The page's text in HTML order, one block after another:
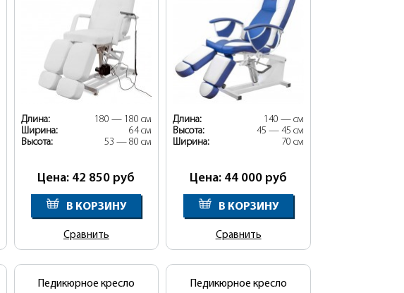
Длина:
180 — 180 см
Ширина:
64 см
Высота:
53 — 80 см
Цена: 42 850 руб
В КОРЗИНУ
Сравнить
Длина:
140 — см
Высота:
45 — 45 см
Ширина:
70 см
Цена: 44 000 руб
В КОРЗИНУ
Сравнить
Педикюрное кресло
Педикюрное кресло